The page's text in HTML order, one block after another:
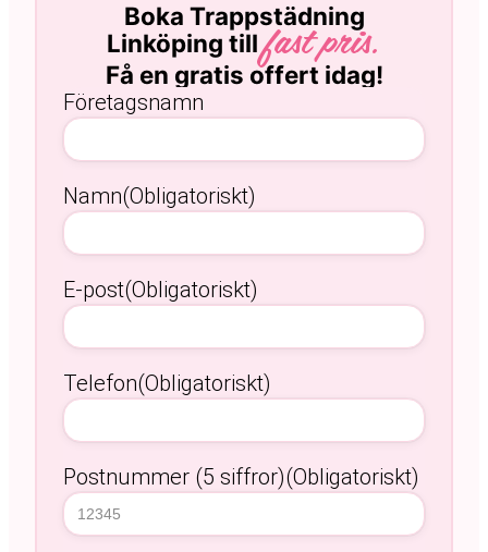
Boka Trappstädning
Linköping tillfast pris.
Få en gratis offert idag!
Företagsnamn
Namn(Obligatoriskt)
E-post(Obligatoriskt)
Telefon(Obligatoriskt)
Postnummer (5 siffror)(Obligatoriskt)